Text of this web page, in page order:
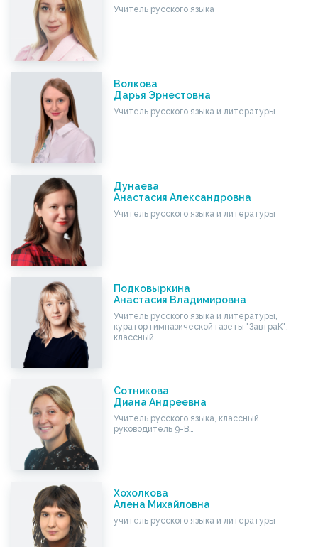
Учитель русского языка
Волкова
Дарья Эрнестовна
Учитель русского языка и литературы
Дунаева
Анастасия Александровна
Учитель русского языка и литературы
Подковыркина
Анастасия Владимировна
Учитель русского языка и литературы,
куратор гимназической газеты "ЗавтраК";
классный…
Сотникова
Диана Андреевна
Учитель русского языка, классный
руководитель 9-В…
Хохолкова
Алена Михайловна
учитель русского языка и литературы